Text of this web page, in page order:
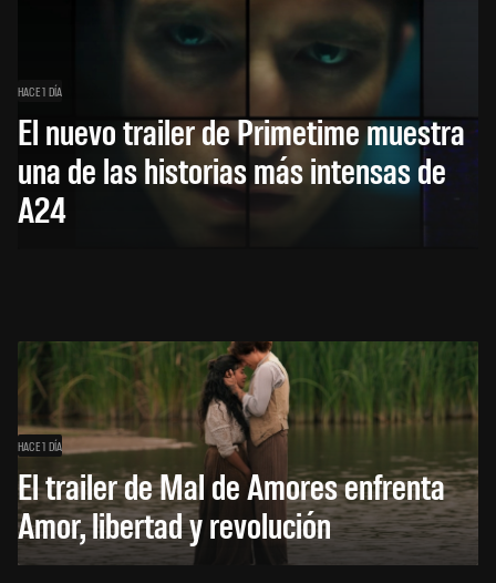
HACE 1 DÍA
El nuevo trailer de Primetime muestra
una de las historias más intensas de
A24
HACE 1 DÍA
El trailer de Mal de Amores enfrenta
Amor, libertad y revolución